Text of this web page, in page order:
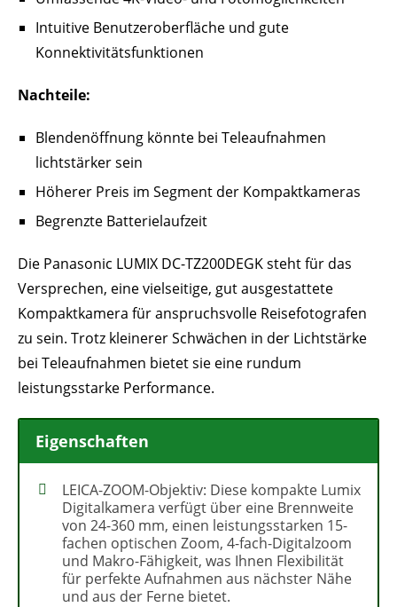
Intuitive Benutzeroberfläche und gute
Konnektivitätsfunktionen
Nachteile:
Blendenöffnung könnte bei Teleaufnahmen
lichtstärker sein
Höherer Preis im Segment der Kompaktkameras
Begrenzte Batterielaufzeit
Die Panasonic LUMIX DC-TZ200DEGK steht für das
Versprechen, eine vielseitige, gut ausgestattete
Kompaktkamera für anspruchsvolle Reisefotografen
zu sein. Trotz kleinerer Schwächen in der Lichtstärke
bei Teleaufnahmen bietet sie eine rundum
leistungsstarke Performance.
Eigenschaften
LEICA-ZOOM-Objektiv: Diese kompakte Lumix
Digitalkamera verfügt über eine Brennweite
von 24-360 mm, einen leistungsstarken 15-
fachen optischen Zoom, 4-fach-Digitalzoom
und Makro-Fähigkeit, was Ihnen Flexibilität
für perfekte Aufnahmen aus nächster Nähe
und aus der Ferne bietet.